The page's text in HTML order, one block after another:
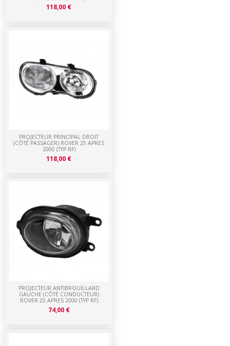
PROJECTEUR ANTIBROUILLARD
GAUCHE (CÔTÉ CONDUCTEUR)
ROVER 25 APRES 2000 (TYP RF)
74,00 €
PROJECTEUR PRINCIPAL DROIT
(CÔTÉ PASSAGER) ROVER 25 APRES
2000 (TYP RF)
118,00 €
118,00 €